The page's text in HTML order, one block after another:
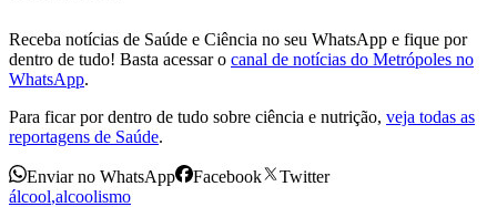
Receba notícias de Saúde e Ciência no seu WhatsApp e fique por
dentro de tudo! Basta acessar o canal de notícias do Metrópoles no
WhatsApp.
Para ficar por dentro de tudo sobre ciência e nutrição, veja todas as
reportagens de Saúde.
Enviar no WhatsApp Facebook
Twitter
álcool,alcoolismo